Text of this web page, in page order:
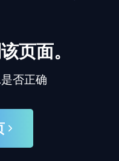
页面。
否正确